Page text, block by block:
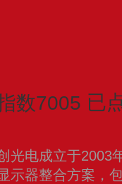
数7005 已
光电成立于2003
示器整合方案，